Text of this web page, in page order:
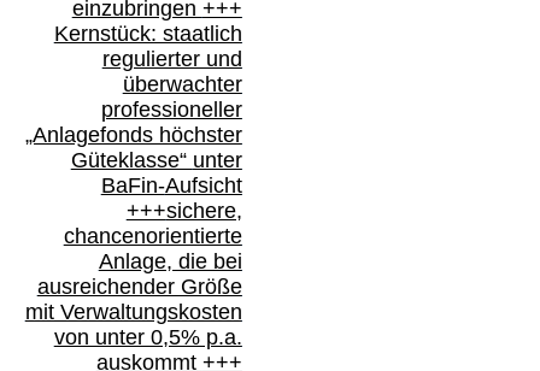
einzubringen +++
Kernstück: staatlich
regulierter und
überwachter
professioneller
„Anlagefonds höchster
Güteklasse“ unter
BaFin-Aufsicht
+++sichere,
chancenorientierte
Anlage, die bei
ausreichender Größe
mit Verwaltungskosten
von unter 0,5% p.a.
auskommt +++